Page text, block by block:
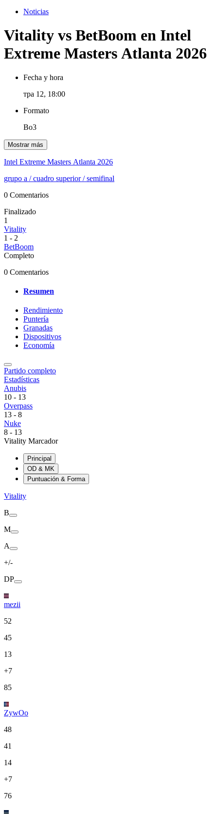
Noticias
Vitality vs BetBoom en Intel
Extreme Masters Atlanta 2026
Fecha y hora
тра 12, 18:00
Formato
Bo3
Mostrar más
Intel Extreme Masters Atlanta 2026
grupo a / cuadro superior/ semifinal
0 Comentarios
Finalizado
1
Vitality
1 - 2
BetBoom
Completo
0 Comentarios
Resumen
Rendimiento
Puntería
Granadas
Dispositivos
Economía
Partido completo
Estadísticas
Anubis
10 - 13
Overpass
13 - 8
Nuke
8 - 13
Vitality Marcador
Principal
OD & MK
Puntuación & Forma
Vitality
B
M
A
+/-
DP
mezii
52
45
13
+7
85
ZywOo
48
41
14
+7
76